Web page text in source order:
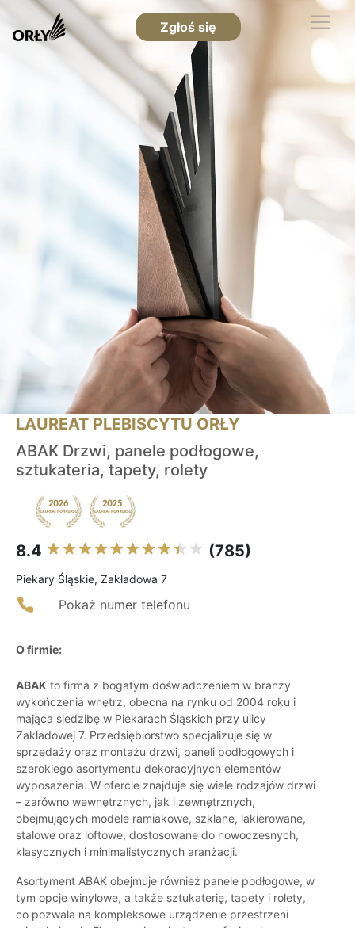
Zgłoś się
LAUREAT PLEBISCYTU ORŁY
ABAK Drzwi, panele podłogowe,
sztukateria, tapety, rolety
8.4 (785)
Piekary Śląskie, Zakładowa 7
Pokaż numer telefonu
O firmie:
ABAK to firma z bogatym doświadczeniem w branży
wykończenia wnętrz, obecna na rynku od 2004 roku i
mająca siedzibę w Piekarach Śląskich przy ulicy
Zakładowej 7. Przedsiębiorstwo specjalizuje się w
sprzedaży oraz montażu drzwi, paneli podłogowych i
szerokiego asortymentu dekoracyjnych elementów
wyposażenia. W ofercie znajduje się wiele rodzajów drzwi
– zarówno wewnętrznych, jak i zewnętrznych,
obejmujących modele ramiakowe, szklane, lakierowane,
stalowe oraz loftowe, dostosowane do nowoczesnych,
klasycznych i minimalistycznych aranżacji.
Asortyment ABAK obejmuje również panele podłogowe, w
tym opcje winylowe, a także sztukaterię, tapety i rolety,
co pozwala na kompleksowe urządzenie przestrzeni